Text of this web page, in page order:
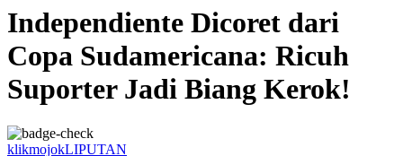
Independiente Dicoret dari
Copa Sudamericana: Ricuh
Suporter Jadi Biang Kerok!
klikmojokLIPUTAN